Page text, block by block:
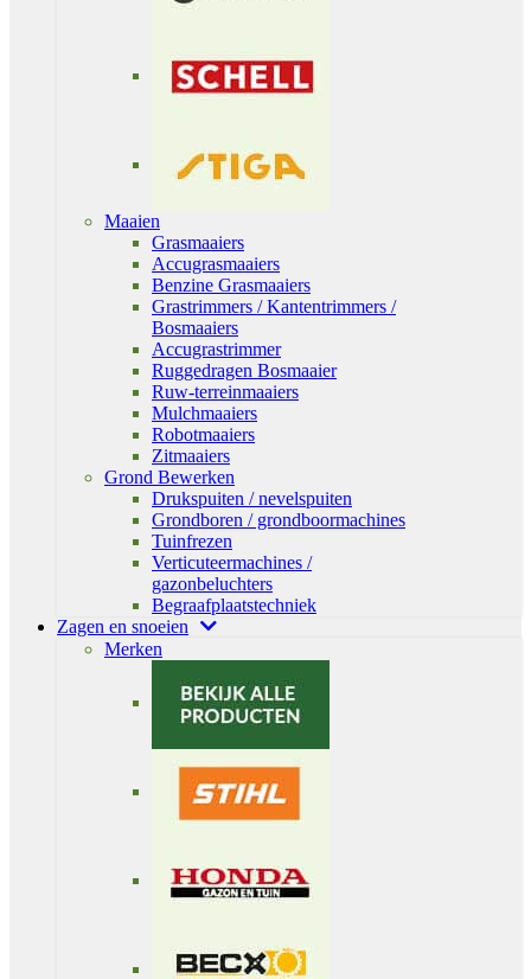
Maaien
Grasmaaiers
Accugrasmaaiers
Benzine Grasmaaiers
Grastrimmers / Kantentrimmers /
Bosmaaiers
Accugrastrimmer
Ruggedragen Bosmaaier
Ruw-terreinmaaiers
Mulchmaaiers
Robotmaaiers
Zitmaaiers
Grond Bewerken
Drukspuiten / nevelspuiten
Grondboren / grondboormachines
Tuinfrezen
Verticuteermachines /
gazonbeluchters
Begraafplaatstechniek
Zagen en snoeien
Merken